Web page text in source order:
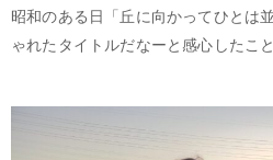
昭和のある日「丘に向かってひとは
ゃれたタイトルだなーと感心したこ